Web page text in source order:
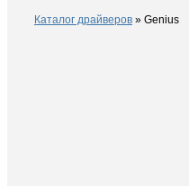
Каталог драйверов » Genius